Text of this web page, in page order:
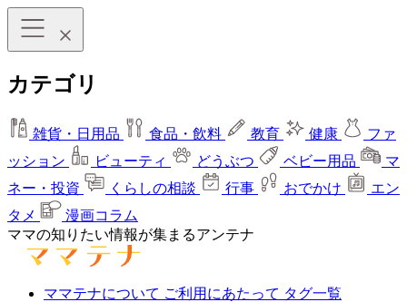
カテゴリ
雑貨・日用品 食品・飲料 教育 健康
ファ
ッション
ビューティ どうぶつ ベビー用品
マ
ネー・投資
くらしの相談 行事 おでかけ
エン
タメ
漫画コラム
ママの知りたい情報が集まるアンテナ
ママテナについて ご利用にあたって タグ一覧